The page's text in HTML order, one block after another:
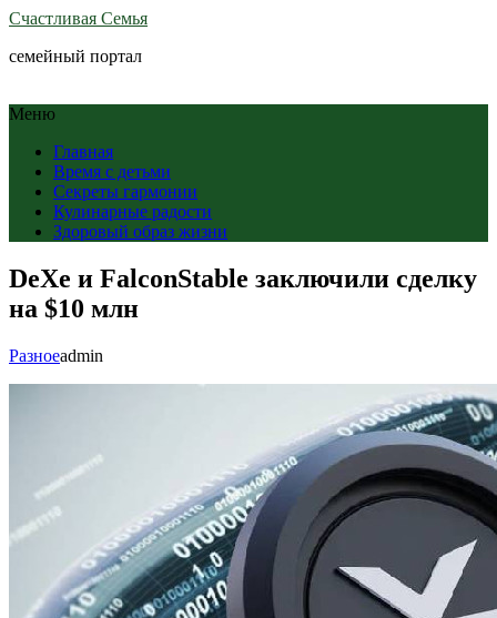
Счастливая Семья
семейный портал
Меню
Главная
Время с детьми
Секреты гармонии
Кулинарные радости
Здоровый образ жизни
DeXe и FalconStable заключили сделку
на $10 млн
Разноеadmin